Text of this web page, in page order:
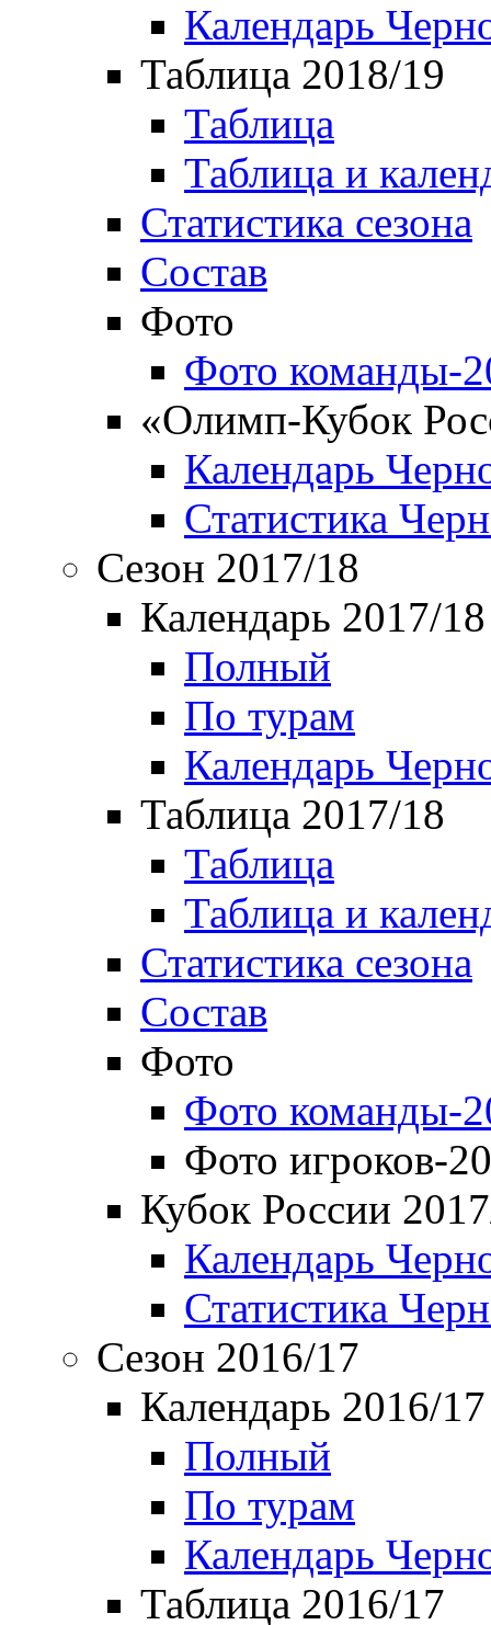
Календарь
Таблица 2018/19
Таблица
Таблица и
Статистика сезона
Состав
Фото
Фото команды-
«Олимп-Кубок
Календарь
Статистика
Сезон 2017/18
Календарь 2017/18
Полный
По турам
Календарь
Таблица 2017/18
Таблица
Таблица и
Статистика сезона
Состав
Фото
Фото команды-
Фото игроков-
Кубок России
Календарь
Статистика
Сезон 2016/17
Календарь 2016/17
Полный
По турам
Календарь
Таблица 2016/17